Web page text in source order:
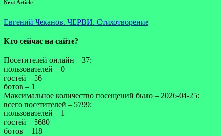
Next Article
Евгений Чеканов. ЧЕРВИ. Стихотворение
Кто сейчас на сайте?
Посетителей онлайн – 37:
пользователей – 0
гостей – 36
ботов – 1
Максимальное количество посещений было – 2026-04-25:
всего посетителей – 5799:
пользователей – 1
гостей – 5680
ботов – 118